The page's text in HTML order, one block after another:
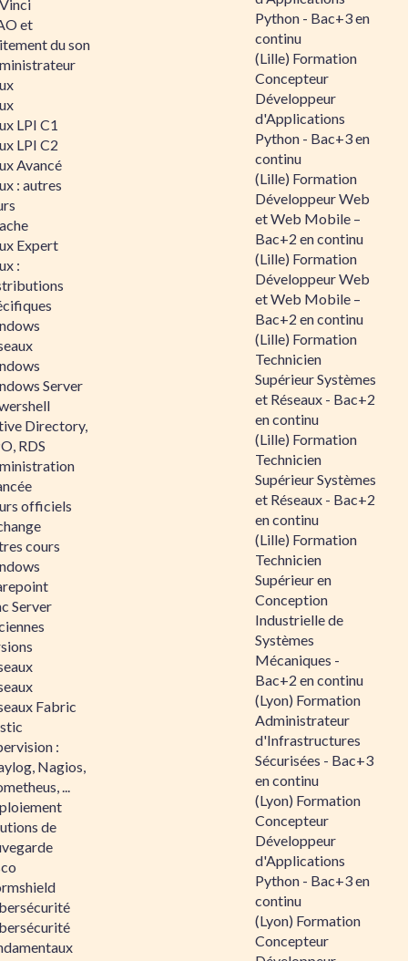
et
du son
LPI C1
LPI C2
Avancé
: autres
Expert
:
Server
Directory,
RDS
officiels
cours
Server
Fabric
:
Nagios,
...
de
Python - Bac+3 en
continu
(Lille) Formation
Concepteur
Développeur
d'Applications
Python - Bac+3 en
continu
(Lille) Formation
Développeur Web
et Web Mobile –
Bac+2 en continu
(Lille) Formation
Développeur Web
et Web Mobile –
Bac+2 en continu
(Lille) Formation
Technicien
Supérieur Systèmes
et Réseaux - Bac+2
en continu
(Lille) Formation
Technicien
Supérieur Systèmes
et Réseaux - Bac+2
en continu
(Lille) Formation
Technicien
Supérieur en
Conception
Industrielle de
Systèmes
Mécaniques -
Bac+2 en continu
(Lyon) Formation
Administrateur
d'Infrastructures
Sécurisées - Bac+3
en continu
(Lyon) Formation
Concepteur
Développeur
d'Applications
Python - Bac+3 en
continu
(Lyon) Formation
Concepteur